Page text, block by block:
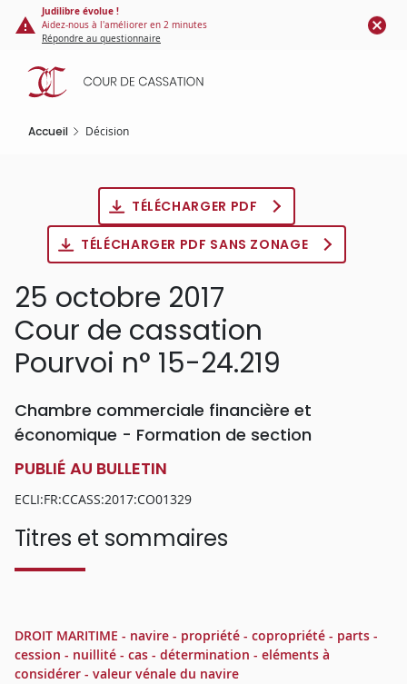
Panneau de gestion des cookies
contenu
principal
Judilibre évolue !
Aidez-nous à l'améliorer en 2 minutes
Répondre au questionnaire
Accueil Décision
TÉLÉCHARGER PDF
TÉLÉCHARGER PDF SANS ZONAGE
25 octobre 2017
Cour de cassation
Pourvoi n° 15-24.219
Chambre commerciale financière et
économique - Formation de section
PUBLIÉ AU BULLETIN
ECLI:FR:CCASS:2017:CO01329
Titres et sommaires
DROIT MARITIME - navire - propriété - copropriété - parts -
cession - nuillité - cas - détermination - eléments à
considérer - valeur vénale du navire